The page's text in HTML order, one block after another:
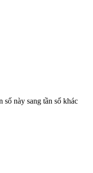
này sang tần số khác